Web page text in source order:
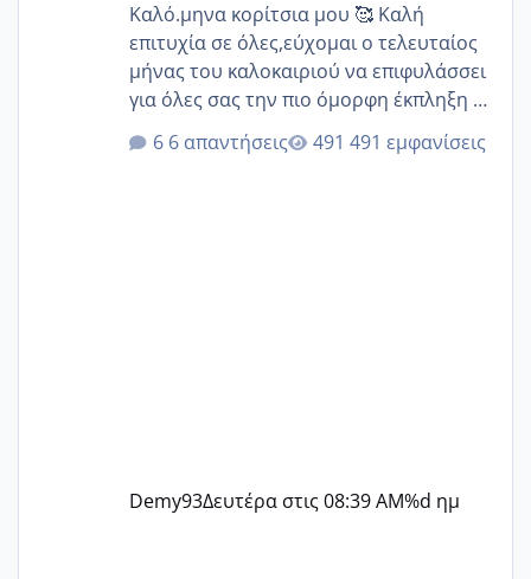
Καλό.μηνα κορίτσια μου 🥰 Καλή
επιτυχία σε όλες,εύχομαι ο τελευταίος
μήνας του καλοκαιριού να επιφυλάσσει
για όλες σας την πιο όμορφη έκπληξη 🧿
@Elk @Melikara86 @Παρασκευαιδου
@Zenia z @melitiniღ @Christi.D.
6 απαντήσεις 491 εμφανίσεις
Demy93Δευτέρα στις 08:39 AM%d ημ